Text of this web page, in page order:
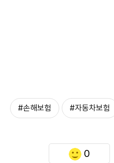
#손해보험 #자동차보험
0